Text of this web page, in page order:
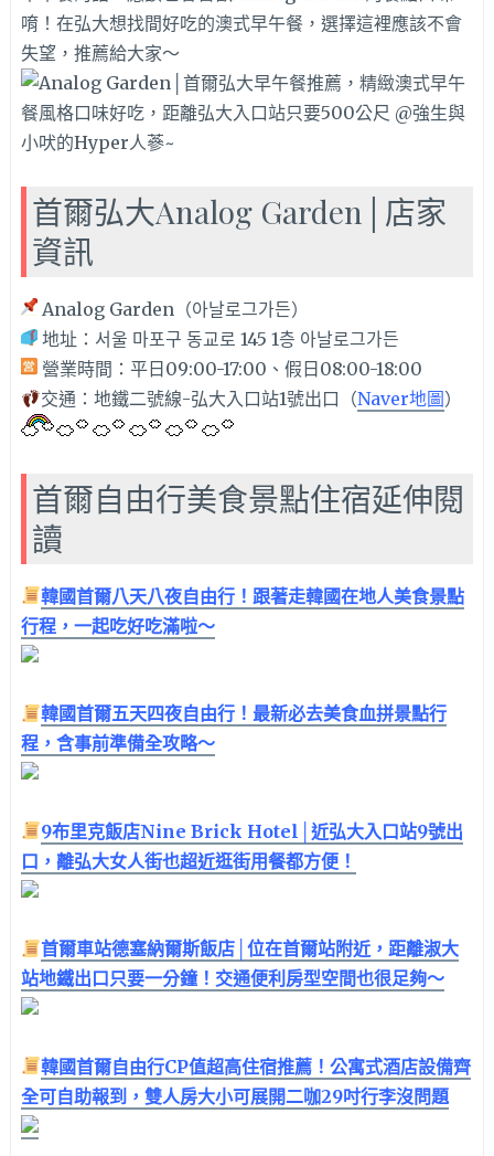
唷！在弘大想找間好吃的澳式早午餐，選擇這裡應該不會
失望，推薦給大家～
首爾弘大Analog Garden│店家
資訊
Analog Garden（아날로그가든）
地址：서울 마포구 동교로 145 1층 아날로그가든
營業時間：平日09:00-17:00、假日08:00-18:00
交通：地鐵二號線-弘大入口站1號出口（Naver地圖）
首爾自由行美食景點住宿延伸閱
讀
韓國首爾八天八夜自由行！跟著走韓國在地人美食景點
行程，一起吃好吃滿啦～
韓國首爾五天四夜自由行！最新必去美食血拼景點行
程，含事前準備全攻略～
9布里克飯店Nine Brick Hotel│近弘大入口站9號出
口，離弘大女人街也超近逛街用餐都方便！
首爾車站德塞納爾斯飯店│位在首爾站附近，距離淑大
站地鐵出口只要一分鐘！交通便利房型空間也很足夠～
韓國首爾自由行CP值超高住宿推薦！公寓式酒店設備齊
全可自助報到，雙人房大小可展開二咖29吋行李沒問題